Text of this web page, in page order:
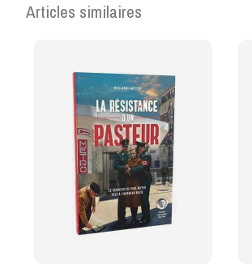
Articles similaires